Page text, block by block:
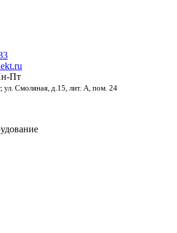
Пт
ул. Смоляная, д.15, лит. А, пом. 24